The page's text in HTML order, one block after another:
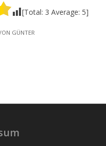
[Total: 3 Average: 5]
GÜNTER